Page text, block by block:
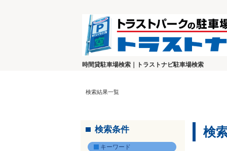
時間貸駐車場検索｜トラストナビ駐車場検索
検索結果一覧
検索条件
キーワード
検